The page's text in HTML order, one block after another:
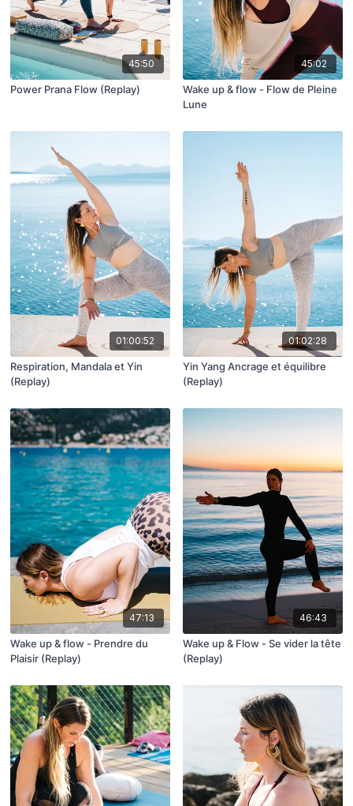
45:50
Power Prana Flow (Replay)
45:02
Wake up & flow - Flow de Pleine
Lune
01:00:52
Respiration, Mandala et Yin
(Replay)
01:02:28
Yin Yang Ancrage et équilibre
(Replay)
47:13
Wake up & flow - Prendre du
Plaisir (Replay)
46:43
Wake up & Flow - Se vider la tête
(Replay)